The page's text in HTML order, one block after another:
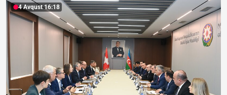
4 Avqust 16:18